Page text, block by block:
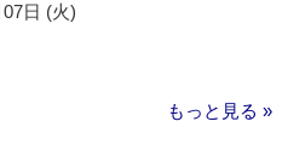
日 (火)
もっと見る »